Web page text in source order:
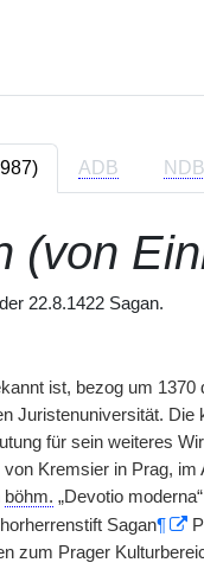
ADB NDB
(von
22.8.1422 Sagan.
ist, bezog um 1370
Juristenuniversität.
für sein weiteres
Kremsier in Prag, im
böhm. „Devotio
Sagan¶
zum Prager